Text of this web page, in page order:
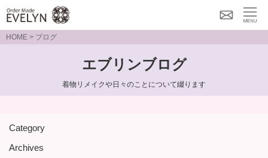
HOME > ブログ
エブリンブログ
着物リメイクや日々のことについて綴ります
Category
Archives